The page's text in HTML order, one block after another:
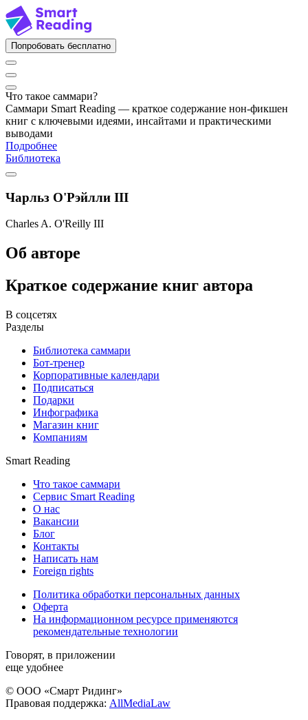
Попробовать бесплатно
Что такое саммари?
Саммари Smart Reading — краткое содержание нон-фикшен
книг с ключевыми идеями, инсайтами и практическими
выводами
Подробнее
Библиотека
Чарльз О'Рэйлли III
Charles A. O'Reilly III
Об авторе
Краткое содержание книг автора
В соцсетях
Разделы
Библиотека саммари
Бот-тренер
Корпоративные календари
Подписаться
Подарки
Инфографика
Магазин книг
Компаниям
Smart Reading
Что такое саммари
Сервис Smart Reading
О нас
Вакансии
Блог
Контакты
Написать нам
Foreign rights
Политика обработки персональных данных
Оферта
На информационном ресурсе применяются
рекомендательные технологии
Говорят, в приложении
еще удобнее
© ООО «Смарт Ридинг»
Правовая поддержка: AllMediaLaw